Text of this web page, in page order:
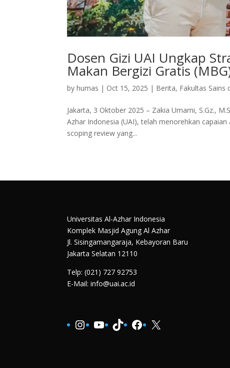
Dosen Gizi UAI Ungkap
Makan Bergizi Gratis
byhumas | Oct 15, 2025 | Berita, Fakultas Sains
Jakarta, 3 Oktober 2025 – Zakia Umami, S.Gz.,
Azhar Indonesia (UAI), telah menorehkan
scoping review yang...
Universitas Al-Azhar Indonesia
Komplek Masjid Agung Al Azhar
Jl. Sisingamangaraja, Kebayoran Baru
Jakarta Selatan 12110
Telp: (021) 727 92753
E-Mail: info@uai.ac.id
Instagram
YouTube
TikTokFacebook
X